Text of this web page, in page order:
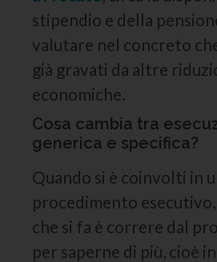
stipendio e della
valutare nel concreto
già gravati da altre
economiche.
Cosa cambia tra
generica e specifica?
Quando si è coinvolti in
procedimento esecutivo,
che si fa è correre dal
per saperne di più, cioè